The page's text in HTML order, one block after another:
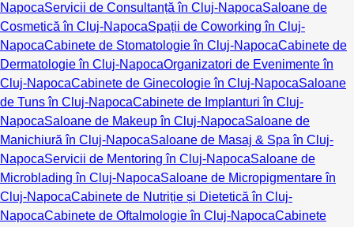
NapocaServicii de Consultanță în Cluj-NapocaSaloane de
Cosmetică în Cluj-NapocaSpații de Coworking în Cluj-
NapocaCabinete de Stomatologie în Cluj-NapocaCabinete de
Dermatologie în Cluj-NapocaOrganizatori de Evenimente în
Cluj-NapocaCabinete de Ginecologie în Cluj-NapocaSaloane
de Tuns în Cluj-NapocaCabinete de Implanturi în Cluj-
NapocaSaloane de Makeup în Cluj-NapocaSaloane de
Manichiură în Cluj-NapocaSaloane de Masaj & Spa în Cluj-
NapocaServicii de Mentoring în Cluj-NapocaSaloane de
Microblading în Cluj-NapocaSaloane de Micropigmentare în
Cluj-NapocaCabinete de Nutriție și Dietetică în Cluj-
NapocaCabinete de Oftalmologie în Cluj-NapocaCabinete